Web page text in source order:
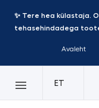
✨ Tere hea külastaja.
tehasehindadega
Avaleht
ET